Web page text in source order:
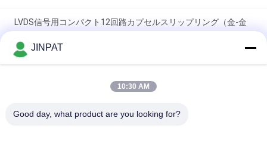
LVDS信号用コンパクト12回路カプセルスリップリング（金-金
18回路 250 RPM カプセルスリップリング、金-金接触、メカニ
ン
JINPAT
10:30 AM
Good day, what product are you looking for?